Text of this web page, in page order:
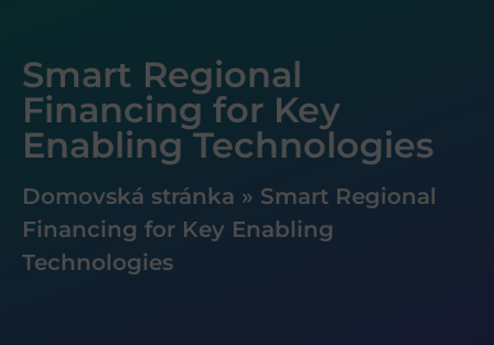
Smart Regional
Financing for Key
Enabling Technologies
Domovská stránka » Smart Regional
Financing for Key Enabling
Technologies